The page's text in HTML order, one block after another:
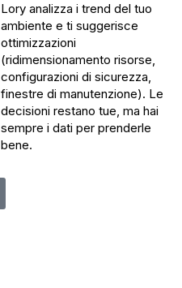
Lory analizza i trend del tuo
ambiente e ti suggerisce
ottimizzazioni
(ridimensionamento risorse,
configurazioni di sicurezza,
finestre di manutenzione). Le
decisioni restano tue, ma hai
sempre i dati per prenderle
bene.